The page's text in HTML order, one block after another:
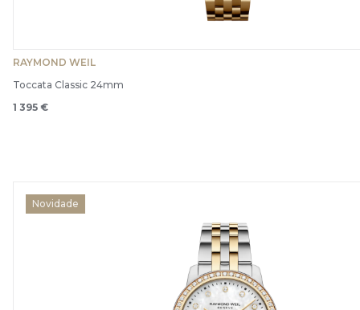
RAYMOND WEIL
Toccata Classic 24mm
1 395 €
Novidade